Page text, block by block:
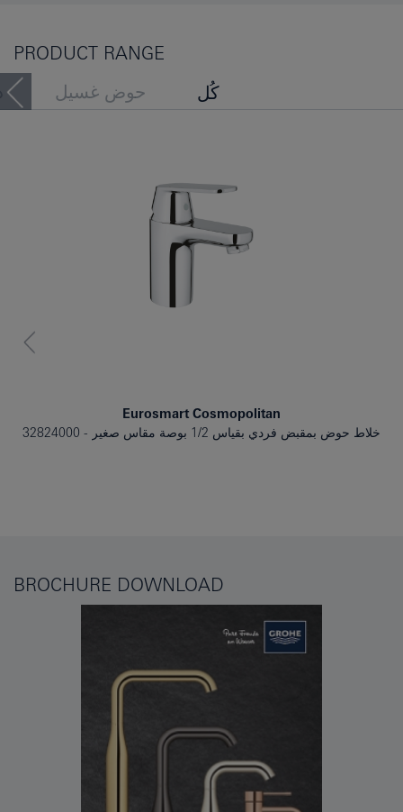
PRODUCT RANGE
كُل حوض غسيل
Eurosmart Cosmopolitan
خلاط حوض بمقبض فردي بقياس 1/2 بوصة مقاس صغير
32824000
BROCHURE DOWNLOAD